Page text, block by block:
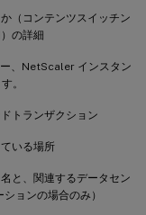
（コンテンツスイッチン
の詳細
、NetScaler インスタン
。
トランザクション
いる場所
と、関連するデータセン
ョンの場合のみ）